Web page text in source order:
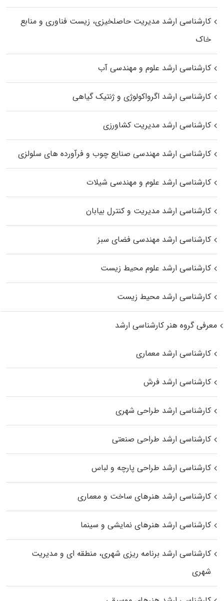
کارشناسی ارشد مدیریت حاصلخیزی، زیست فناوری و منابع
خاک
کارشناسی ارشد علوم و مهندسی آب
کارشناسی ارشد اگرواکولوژی و ژنتیک گیاهی
کارشناسی ارشد مدیریت کشاورزی
کارشناسی ارشد مهندسی صنایع چوب و فرآورده‌ های سلولزی
کارشناسی ارشد علوم و مهندسی شیلات
کارشناسی ارشد مدیریت و کنترل بیابان
کارشناسی ارشد مهندسی فضای سبز
کارشناسی ارشد علوم محیط‌ زیست
کارشناسی ارشد محیط زیست
معرفی گروه هنر کارشناسی ارشد
کارشناسی ارشد معماری
کارشناسی ارشد فرش
کارشناسی ارشد طراحی شهری
کارشناسی ارشد طراحی صنعتی
کارشناسی ارشد طراحی پارچه و لباس
کارشناسی ارشد هنرهای ساخت و معماری
کارشناسی ارشد هنرهای نمایشی و سینما
کارشناسی ارشد برنامه ریزی شهری، منطقه‌ ای و مدیریت
شهری